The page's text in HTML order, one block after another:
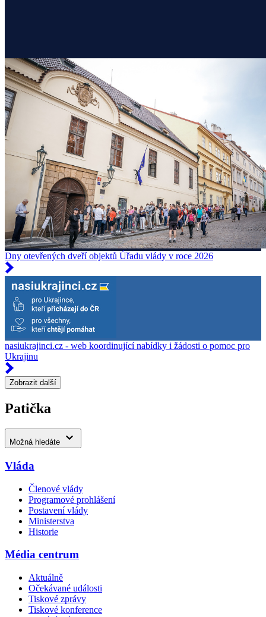
Dny otevřených dveří objektů Úřadu vlády v roce 2026
nasiukrajinci.cz - web koordinující nabídky i žádosti o pomoc pro
Ukrajinu
Zobrazit další
Patička
Možná hledáte
Vláda
Členové vlády
Programové prohlášení
Postavení vlády
Ministerstva
Historie
Média centrum
Aktuálně
Očekávané události
Tiskové zprávy
Tiskové konference